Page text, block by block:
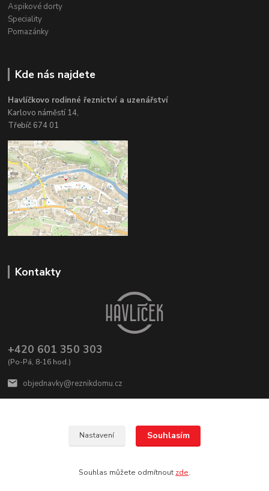
Aspikové dorty
Speciality
Pomazánky
Kde nás najdete
Havlíčkovo rodinné řeznictví a uzenářství
Karlovo náměstí 14,
Třebíč 674 01
Kontakty
+420 601 350 303
(Po-Pá, 8-16 hod.)
objednavky@reznikdomu.cz
Vytvořilo TOHLETO studio
Nastavení Souhlasím
Souhlas můžete odmítnout zde.